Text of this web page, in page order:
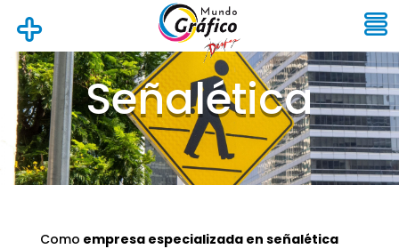
Señalética
Como empresa especializada en señalética